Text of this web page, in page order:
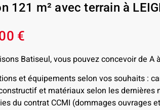
121 m² avec terrain à
€
Batiseul, vous pouvez concevoir de A
et équipements selon vos souhaits :
et matériaux selon les
du contrat CCMI (dommages ouvrages